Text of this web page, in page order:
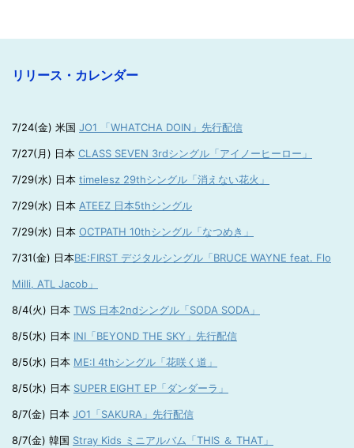
リリース・カレンダー
7/24(金) 米国 JO1 「WHATCHA DOIN」先行配信
7/27(月) 日本 CLASS SEVEN 3rdシングル「アイノーヒーロー」
7/29(水) 日本 timelesz 29thシングル「消えない花火」
7/29(水) 日本 ATEEZ 日本5thシングル
7/29(水) 日本 OCTPATH 10thシングル「なつめき」
7/31(金) 日本BE:FIRST デジタルシングル「BRUCE WAYNE feat. Flo
Milli, ATL Jacob」
8/4(火) 日本 TWS 日本2ndシングル「SODA SODA」
8/5(水) 日本 INI「BEYOND THE SKY」先行配信
8/5(水) 日本 ME:I 4thシングル「花咲く道」
8/5(水) 日本 SUPER EIGHT EP「ダンダーラ」
8/7(金) 日本 JO1「SAKURA」先行配信
8/7(金) 韓国 Stray Kids ミニアルバム「THIS ＆ THAT」